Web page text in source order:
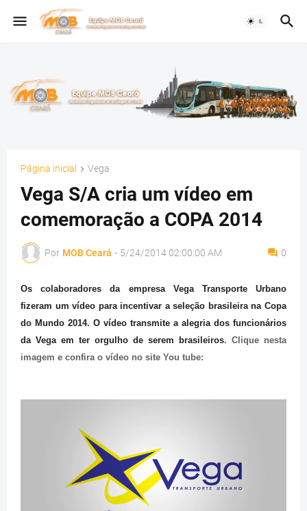
Página inicial Vega
Vega S/A cria um vídeo em
comemoração a COPA 2014
Por MOB Ceará - 5/24/2014 02:00:00 AM 0
Os colaboradores da empresa Vega Transporte Urbano
fizeram um vídeo para incentivar a seleção brasileira na Copa
do Mundo 2014. O vídeo transmite a alegria dos funcionários
da Vega em ter orgulho de serem brasileiros. Clique nesta
imagem e confira o vídeo no site You tube: